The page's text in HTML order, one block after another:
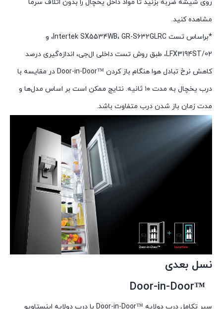
روی شیشه ضربه بزنید تا مواد داخل یخچال را بدون اتلاف سرما
مشاهده کنید.
*براساس تست Intertek SX5534WB، GR-S632GLRC، و
LFX3194ST/02، طبق روش تست داخلی ال‌جی، اندازه‌گیری درصد
کاهش نرخ تبادل هوا هنگام باز کردن ™Door-in-Door در مقایسه با
درب یخچال به مدت ۱۰ ثانیه. نتایج ممکن است بر اساس مدل‌ها و
مدت زمان باز شدن درب متفاوت باشد.
نسل بعدی
™Door-in-Door
سیر تکامل درب دولایه ™Door-in-Door با درب دولایه اینستاویو